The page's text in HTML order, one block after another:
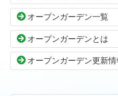
本
文
先
へ
頭
へ
る
オープンガーデン一覧
オープンガーデンとは
オープンガーデン更新情